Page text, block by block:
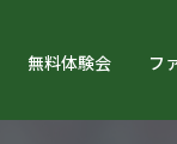
無料体験会 フ